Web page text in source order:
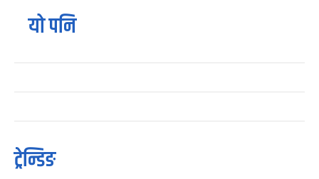
यो पनि
ट्रेन्डिङ